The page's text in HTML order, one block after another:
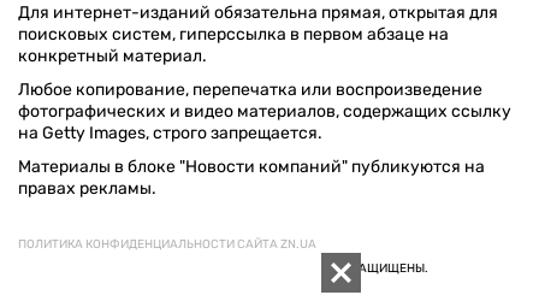
Для интернет-изданий обязательна прямая, открытая для
поисковых систем, гиперссылка в первом абзаце на
конкретный материал.
Любое копирование, перепечатка или воспроизведение
фотографических и видео материалов, содержащих ссылку
на Getty Images, строго запрещается.
Материалы в блоке "Новости компаний" публикуются на
правах рекламы.
ПОЛИТИКА КОНФИДЕНЦИАЛЬНОСТИ САЙТА ZN.UA
© 1994–2026 «ЗЕРКАЛО НЕДЕЛИ. УКРАИНА». ВСЕ ПРАВА ЗАЩИЩЕНЫ.